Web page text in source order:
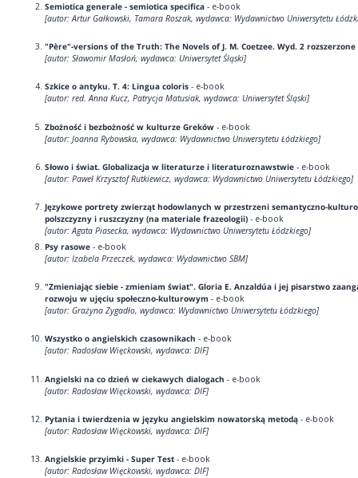
Semiotica generale - semiotica specifica - e-book
[autor: Artur Gałkowski, Tamara Roszak, wydawca: Wydawnictwo Uniwersytetu
"Père"-versions of the Truth: The Novels of J. M. Coetzee. Wyd. 2 rozszerzone
[autor: Sławomir Masłoń, wydawca: Uniwersytet Śląski]
Szkice o antyku. T. 4: Lingua coloris - e-book
[autor: red. Anna Kucz, Patrycja Matusiak, wydawca: Uniwersytet Śląski]
Zbożność i bezbożność w kulturze Greków - e-book
[autor: Joanna Rybowska, wydawca: Wydawnictwo Uniwersytetu Łódzkiego]
Słowo i świat. Globalizacja w literaturze i literaturoznawstwie - e-book
[autor: Paweł Krzysztof Rutkiewicz, wydawca: Wydawnictwo Uniwersytetu Łódzkiego]
Językowe portrety zwierząt hodowlanych w przestrzeni semantyczno-
polszczyzny i ruszczyzny (na materiale frazeologii) - e-book
[autor: Agata Piasecka, wydawca: Wydawnictwo Uniwersytetu Łódzkiego]
Psy rasowe - e-book
[autor: Izabela Przeczek, wydawca: Wydawnictwo SBM]
"Zmieniając siebie - zmieniam świat". Gloria E. Anzaldúa i jej pisarstwo
rozwoju w ujęciu społeczno-kulturowym - e-book
[autor: Grażyna Zygadło, wydawca: Wydawnictwo Uniwersytetu Łódzkiego]
Wszystko o angielskich czasownikach - e-book
[autor: Radosław Więckowski, wydawca: DIF]
Angielski na co dzień w ciekawych dialogach - e-book
[autor: Radosław Więckowski, wydawca: DIF]
Pytania i twierdzenia w języku angielskim nowatorską metodą - e-book
[autor: Radosław Więckowski, wydawca: DIF]
Angielskie przyimki - Super Test - e-book
[autor: Radosław Więckowski, wydawca: DIF]